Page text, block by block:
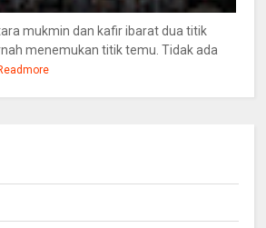
mukmin dan kafir ibarat dua titik
menemukan titik temu. Tidak ada